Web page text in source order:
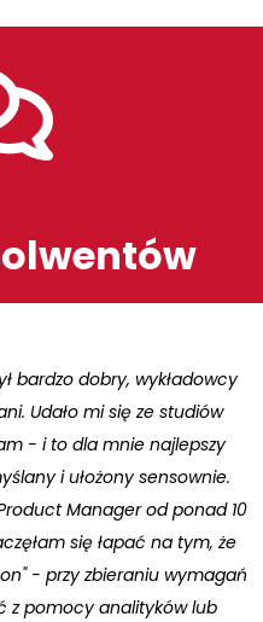
bardzo dobry, wykładowcy
Udało mi się ze studiów
- i to dla mnie najlepszy
i ułożony sensownie.
Manager od ponad 10
się łapać na tym, że
- przy zbieraniu wymagań
z pomocy analityków lub